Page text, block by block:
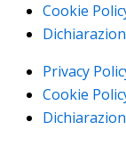
Cookie
Privacy
Cookie